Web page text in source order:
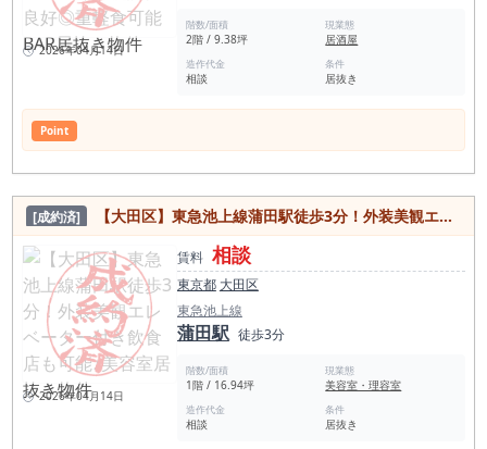
2026年04月14日
階数/面積
2階 / 9.38坪
現業態
居酒屋
造作代金
相談
条件
居抜き
Point
[成約済] 【大田区】東急池上線蒲田駅徒歩3分！外装美観エレベーター付き飲食店も可能♪美容室居抜き物件
2026年04月14日
賃料 相談
東京都 大田区
東急池上線
蒲田駅 徒歩3分
階数/面積
1階 / 16.94坪
現業態
美容室・理容室
造作代金
相談
条件
居抜き